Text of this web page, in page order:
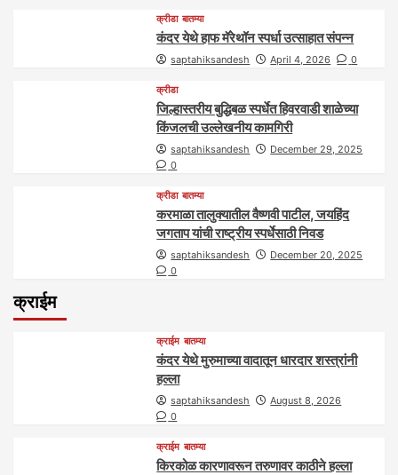
क्रीडा बातम्या
कंदर येथे हाफ मॅरेथॉन स्पर्धा उत्साहात संपन्न
saptahiksandesh April 4, 2026 0
क्रीडा
जिल्हास्तरीय बुद्धिबळ स्पर्धेत हिवरवाडी शाळेच्या
किंजलची उल्लेखनीय कामगिरी
saptahiksandesh
December 29, 2025
0
क्रीडा बातम्या
करमाळा तालुक्यातील वैष्णवी पाटील, जयहिंद
जगताप यांची राष्ट्रीय स्पर्धेसाठी निवड
saptahiksandesh
December 20, 2025
0
क्राईम
क्राईम बातम्या
कंदर येथे मुरुमाच्या वादातून धारदार शस्त्रांनी
हल्ला
saptahiksandesh
August 8, 2026
0
क्राईम बातम्या
किरकोळ कारणावरून तरुणावर काठीने हल्ला